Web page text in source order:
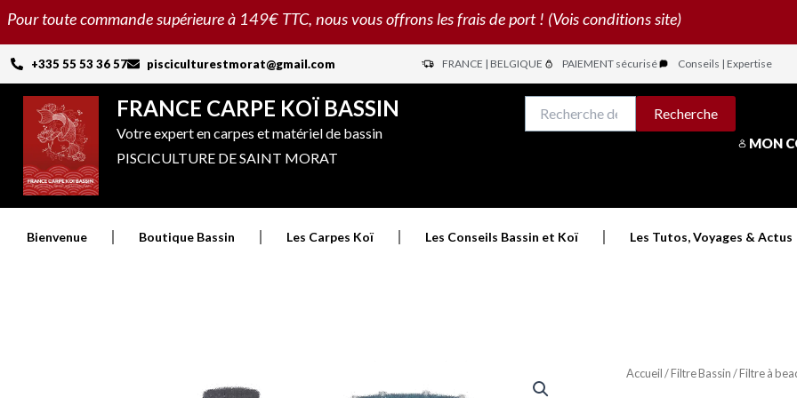
Aller
contenu
Pour toute commande supérieure à 149€ TTC, nous vous offrons les frais de port ! (Vois conditions site)
+335 55 53 36 57 pisciculturestmorat@gmail.com FRANCE | BELGIQUE PAIEMENT sécurisé Conseils | Expertise
FRANCE CARPE KOÏ BASSIN
Votre expert en carpes et matériel de bassin
PISCICULTURE DE SAINT MORAT
pour :
Recherche
MON
Bienvenue Boutique Bassin Les Carpes Koï Les Conseils Bassin et Koï Les Tutos, Voyages & Actus
Accueil/Filtre Bassin/Filtre à